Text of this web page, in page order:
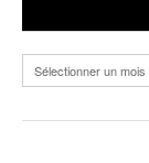
Archives